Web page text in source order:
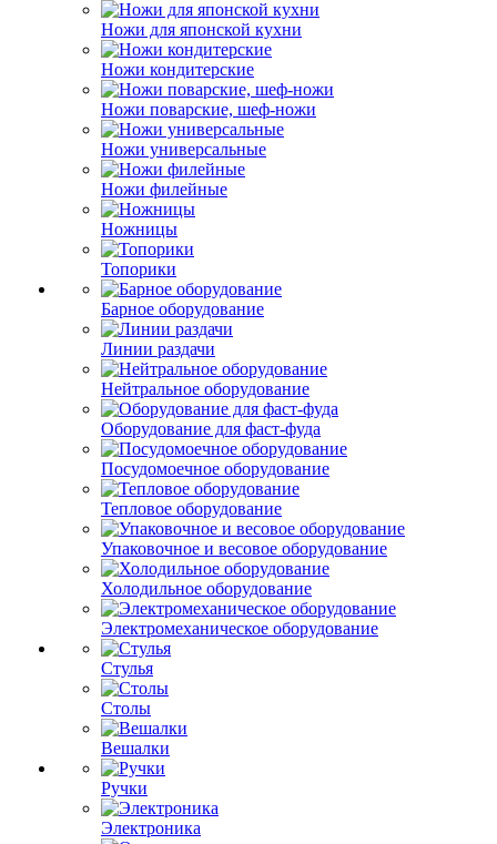
Ножи для японской кухни
Ножи кондитерские
Ножи поварские, шеф-ножи
Ножи универсальные
Ножи филейные
Ножницы
Топорики
Барное оборудование
Линии раздачи
Нейтральное оборудование
Оборудование для фаст-фуда
Посудомоечное оборудование
Тепловое оборудование
Упаковочное и весовое оборудование
Холодильное оборудование
Электромеханическое оборудование
Стулья
Столы
Вешалки
Ручки
Электроника